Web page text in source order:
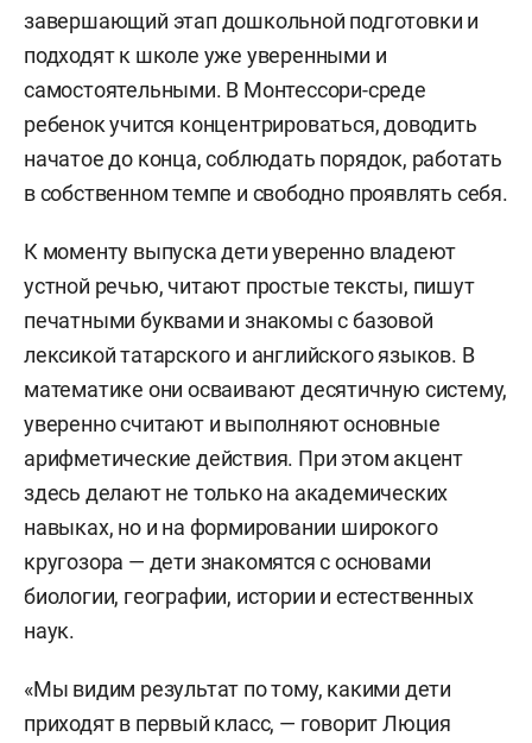
завершающий этап дошкольной подготовки и
подходят к школе уже уверенными и
самостоятельными. В Монтессори-среде
ребенок учится концентрироваться, доводить
начатое до конца, соблюдать порядок, работать
в собственном темпе и свободно проявлять себя.
К моменту выпуска дети уверенно владеют
устной речью, читают простые тексты, пишут
печатными буквами и знакомы с базовой
лексикой татарского и английского языков. В
математике они осваивают десятичную систему,
уверенно считают и выполняют основные
арифметические действия. При этом акцент
здесь делают не только на академических
навыках, но и на формировании широкого
кругозора — дети знакомятся с основами
биологии, географии, истории и естественных
наук.
«Мы видим результат по тому, какими дети
приходят в первый класс, — говорит Люция